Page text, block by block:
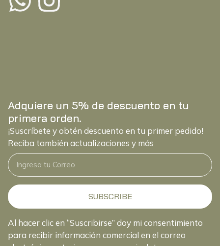
Adquiere un 5% de descuento en tu
primera orden.
¡Suscríbete y obtén descuento en tu primer pedido!
Reciba también actualizaciones y más
SUBSCRIBE
Al hacer clic en “Suscribirse” doy mi consentimiento
para recibir información comercial en el correo